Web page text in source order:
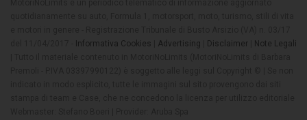
Informativa Cookies Advertising Disclaimer
Note Legali